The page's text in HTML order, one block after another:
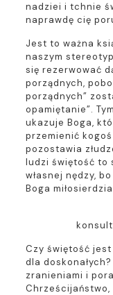
nadziei i tchnie
naprawdę cię
Jest to ważna
naszym
się rezerwować
porządnych,
porządnych”
opamiętanie”.
ukazuje Boga,
przemienić
pozostawia
ludzi świętość to
własnej nędzy,
Boga
Czy świętość
dla
zranieniami i